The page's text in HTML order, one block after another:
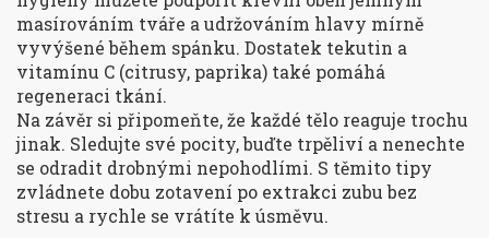
masírováním tváře a udržováním hlavy mírně
vyvýšené během spánku. Dostatek tekutin a
vitamínu C (citrusy, paprika) také pomáhá
regeneraci tkání.
Na závěr si připomeňte, že každé tělo reaguje trochu
jinak. Sledujte své pocity, buďte trpěliví a nenechte
se odradit drobnými nepohodlími. S těmito tipy
zvládnete dobu zotavení po extrakci zubu bez
stresu a rychle se vrátíte k úsměvu.